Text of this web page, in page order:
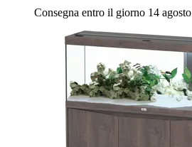
Consegna entro il giorno 14 agosto